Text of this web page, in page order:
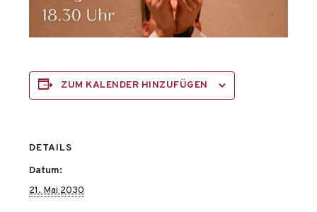
ZUM KALENDER HINZUFÜGEN
DETAILS
Datum:
21. Mai 2030